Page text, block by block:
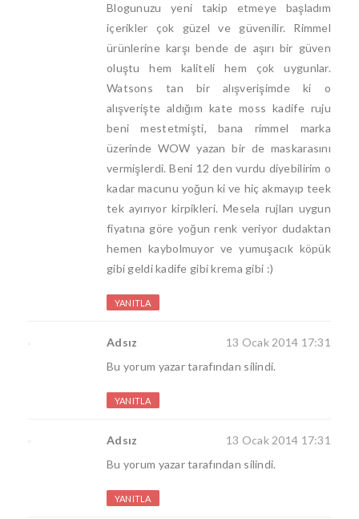
Blogunuzu yeni takip etmeye başladım
içerikler çok güzel ve güvenilir. Rimmel
ürünlerine karşı bende de aşırı bir güven
oluştu hem kaliteli hem çok uygunlar.
Watsons tan bir alışverişimde ki o
alışverişte aldığım kate moss kadife ruju
beni mestetmişti, bana rimmel marka
üzerinde WOW yazan bir de maskarasını
vermişlerdi. Beni 12 den vurdu diyebilirim o
kadar macunu yoğun ki ve hiç akmayıp teek
tek ayırıyor kirpikleri. Mesela rujları uygun
fiyatına göre yoğun renk veriyor dudaktan
hemen kaybolmuyor ve yumuşacık köpük
gibi geldi kadife gibi krema gibi :)
YANITLA
Adsız
13 Ocak 2014 17:31
Bu yorum yazar tarafından silindi.
YANITLA
Adsız
13 Ocak 2014 17:31
Bu yorum yazar tarafından silindi.
YANITLA